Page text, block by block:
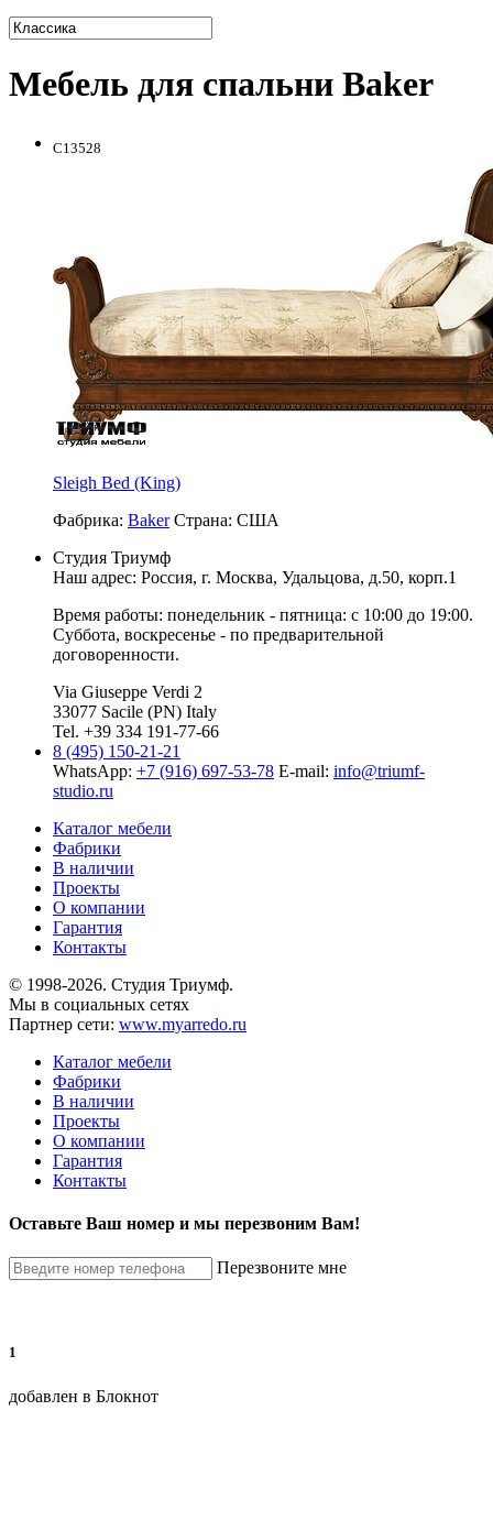
Мебель для спальни Baker
C13528
Sleigh Bed (King)
Фабрика: Baker Страна: США
Студия Триумф
Наш адрес: Россия, г. Москва, Удальцова, д.50, корп.1
Время работы: понедельник - пятница: с 10:00 до 19:00.
Суббота, воскресенье - по предварительной
договоренности.
Via Giuseppe Verdi 2
33077 Sacile (PN) Italy
Tel. +39 334 191-77-66
8 (495) 150-21-21
WhatsApp: +7 (916) 697-53-78 E-mail: info@triumf-
studio.ru
Каталог мебели
Фабрики
В наличии
Проекты
О компании
Гарантия
Контакты
© 1998-2026. Студия Триумф.
Мы в социальных сетях
Партнер сети: www.myarredo.ru
Каталог мебели
Фабрики
В наличии
Проекты
О компании
Гарантия
Контакты
Оставьте Ваш номер и мы перезвоним Вам!
Перезвоните мне
1
добавлен в Блокнот